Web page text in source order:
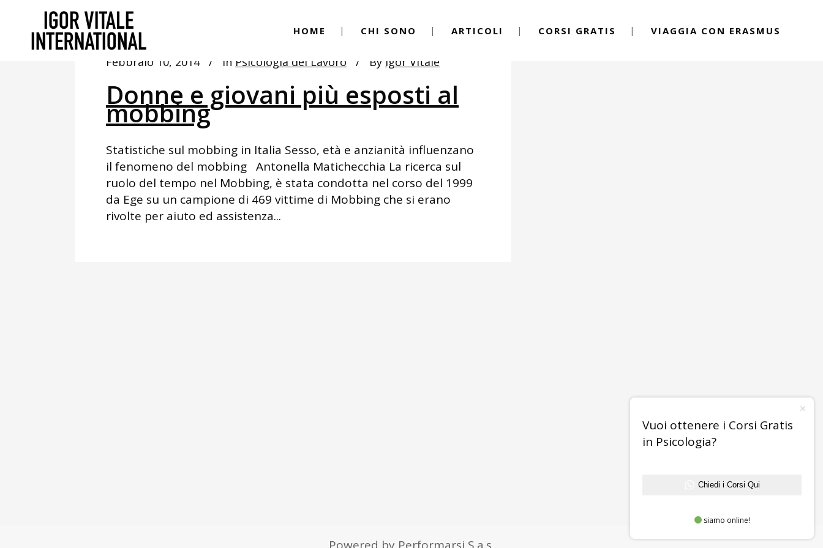
HOME CHI SONO ARTICOLI CORSI GRATIS VIAGGIA CON ERASMUS
Febbraio 10, 2014 In Psicologia del Lavoro By Igor Vitale
Donne e giovani più esposti al
mobbing
Statistiche sul mobbing in Italia Sesso, età e anzianità influenzano
il fenomeno del mobbing Antonella Matichecchia La ricerca sul
ruolo del tempo nel Mobbing, è stata condotta nel corso del 1999
da Ege su un campione di 469 vittime di Mobbing che si erano
rivolte per aiuto ed assistenza...
Vuoi ottenere i Corsi Gratis
in Psicologia?
Chiedi i Corsi Qui
siamo online!